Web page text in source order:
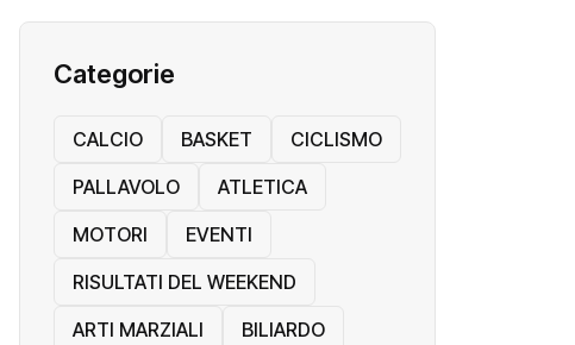
Categorie
CALCIO BASKET
CICLISMO
PALLAVOLO
ATLETICA
MOTORI
EVENTI
RISULTATI DEL WEEKEND
ARTI MARZIALI
BILIARDO